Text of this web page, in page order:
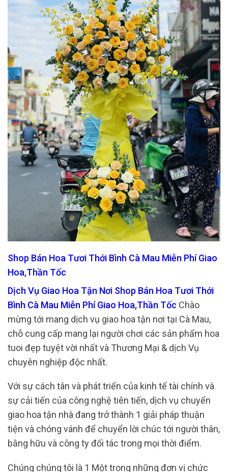
Shop Bán Hoa Tươi Thới Bình Cà Mau Miễn Phí Giao
Hoa,Thần Tốc
Dịch Vụ Giao Hoa Tận Nơi Shop Bán Hoa Tươi Thới
Bình Cà Mau Miễn Phí Giao Hoa,Thần Tốc Chào
mừng tới mang dịch vụ giao hoa tận nơi tại Cà Mau,
chỗ cung cấp mang lại người chơi các sản phẩm hoa
tuoi đẹp tuyệt vời nhất và Thương Mại & dịch Vụ
chuyên nghiệp độc nhất.
Với sự cách tân và phát triển của kinh tế tài chính và
sự cải tiến của công nghệ tiên tiến, dịch vụ chuyển
giao hoa tận nhà đang trở thành 1 giải pháp thuận
tiện và chóng vánh để chuyển lời chúc tới người thân,
bằng hữu và công ty đối tác trong mọi thời điểm.
Chúng chúng tôi là 1 Một trong những đơn vị chức